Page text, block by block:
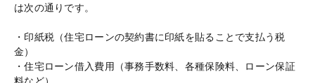
は次の通りです。
・印紙税（住宅ローンの契約書に印紙を貼ることで支払う税
金）
・住宅ローン借入費用（事務手数料、各種保険料、ローン保証